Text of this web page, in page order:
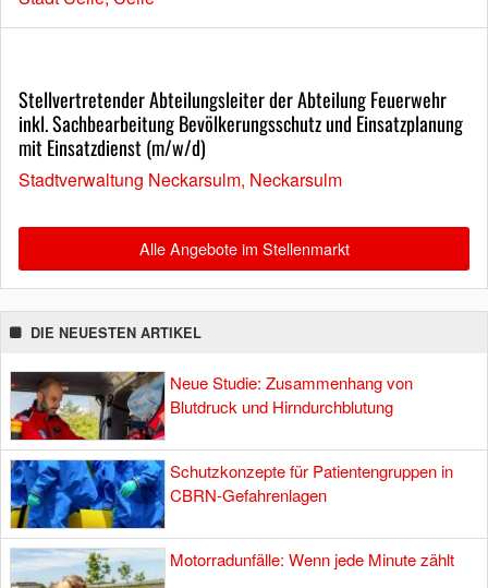
Stellvertretender Abteilungsleiter der Abteilung Feuerwehr
inkl. Sachbearbeitung Bevölkerungsschutz und Einsatzplanung
mit Einsatzdienst (m/w/d)
Stadtverwaltung Neckarsulm, Neckarsulm
Alle Angebote im Stellenmarkt
DIE NEUESTEN ARTIKEL
Neue Studie: Zusammenhang von
Blutdruck und Hirndurchblutung
Schutzkonzepte für Patientengruppen in
CBRN-Gefahrenlagen
Motorradunfälle: Wenn jede Minute zählt